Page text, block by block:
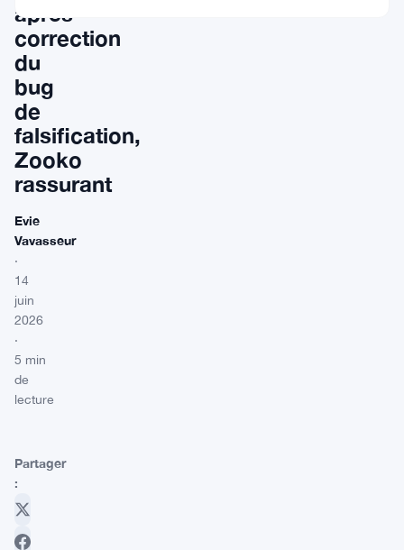
après
correction
du
bug
de
falsification,
Zooko
rassurant
Evie
Vavasseur
·
14
juin
2026
·
5 min
de
lecture
Partager
: